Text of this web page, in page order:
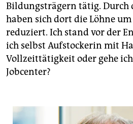
Bildungsträgern tätig. Durch
haben sich dort die Löhne
reduziert. Ich stand vor der
ich selbst Aufstockerin mit
Vollzeittätigkeit oder gehe
Jobcenter?